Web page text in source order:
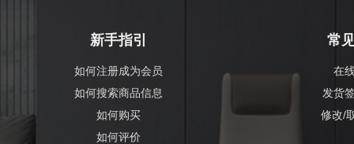
新手指引
如何注册成为会员
如何搜索商品信息
如何购买
如何评价
常
在
发货
修改/